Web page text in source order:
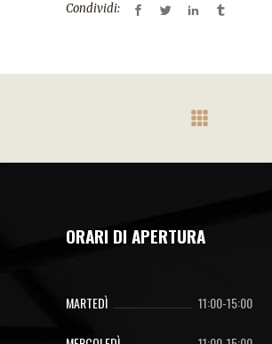
Condividi:
ORARI DI APERTURA
MARTEDÌ 11:00-15:00